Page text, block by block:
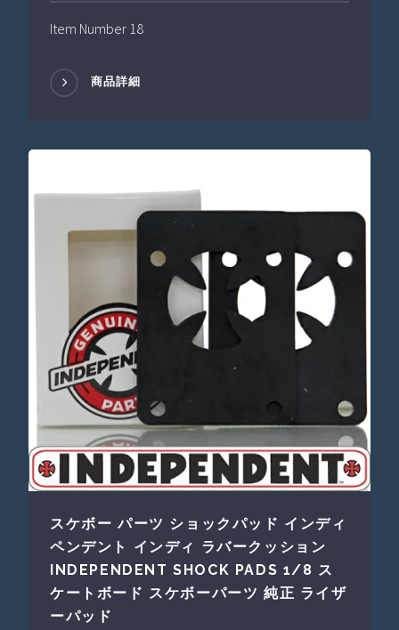
Item Number 18
商品詳細
スケボー パーツ ショックパッド インディ
ペンデント インディ ラバークッション
INDEPENDENT SHOCK PADS 1/8 ス
ケートボード スケボーパーツ 純正 ライザ
ーパッド